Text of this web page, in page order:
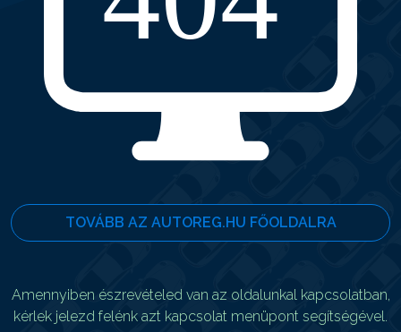
TOVÁBB AZ AUTOREG.HU FŐOLDALRA
Amennyiben észrevételed van az oldalunkal kapcsolatban,
kérlek jelezd felénk azt kapcsolat menüpont segítségével.